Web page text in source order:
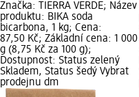
Značka: TIERRA VERDE; Název
produktu: BIKA soda
bicarbona, 1 kg; Cena:
87,50 Kč; Základní cena: 1 000
g (8,75 Kč za 100 g);
Dostupnost: Status zelený
Skladem, Status šedý Vybrat
prodejnu dm